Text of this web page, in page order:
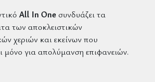
All In One συνδυάζει τα
των αποκλειστικών
χεριών και εκείνων που
μόνο για απολύμανση επιφανειών.